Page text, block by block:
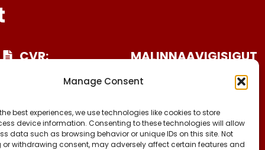
Manage Consent
best experiences, we use technologies like cookies to store
device information. Consenting to these technologies will allow
data such as browsing behavior or unique IDs on this site. Not
withdrawing consent, may adversely affect certain features and
CVR:
6471-1511626
MALINNAAVIGISIGUT